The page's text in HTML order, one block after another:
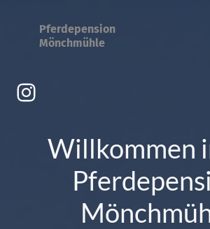
Pferdepension
Mönchmühle
Willkommen